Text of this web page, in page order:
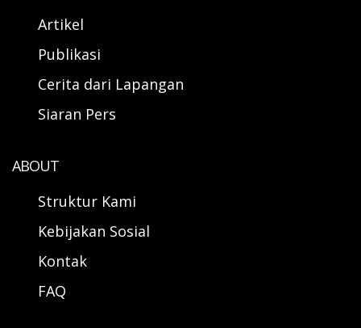
Artikel
Publikasi
Cerita dari Lapangan
Siaran Pers
ABOUT
Struktur Kami
Kebijakan Sosial
Kontak
FAQ